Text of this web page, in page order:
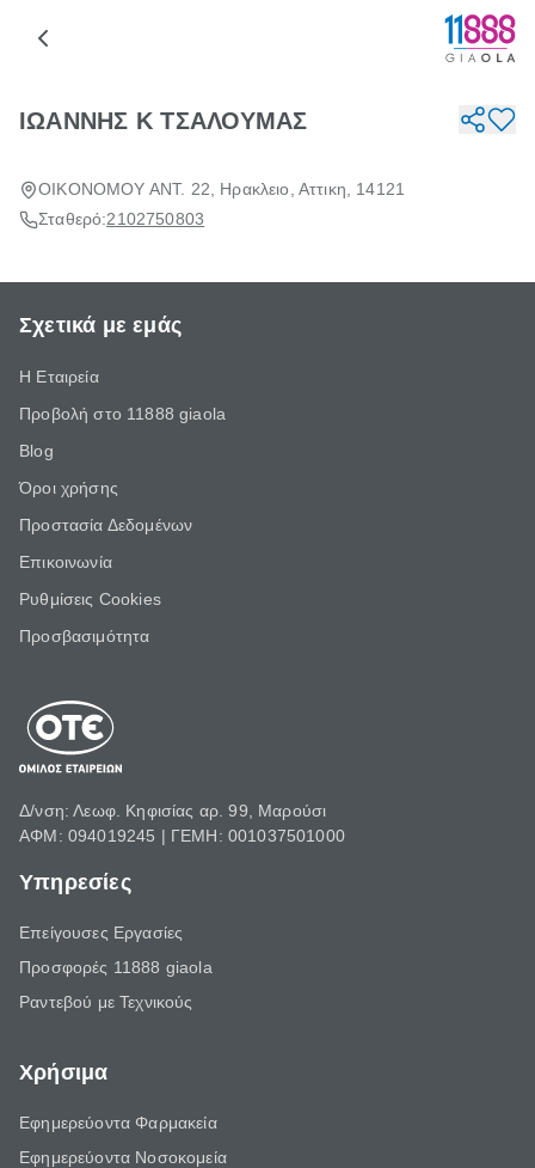
ΙΩΑΝΝΗΣ Κ ΤΣΑΛΟΥΜΑΣ
ΟΙΚΟΝΟΜΟΥ ΑΝΤ. 22, Ηρακλειο, Αττικη, 14121
Σταθερό:2102750803
Σχετικά με εμάς
Η Εταιρεία
Προβολή στο 11888 giaola
Blog
Όροι χρήσης
Προστασία Δεδομένων
Επικοινωνία
Ρυθμίσεις Cookies
Προσβασιμότητα
Δ/νση: Λεωφ. Κηφισίας αρ. 99, Μαρούσι
ΑΦΜ: 094019245 | ΓΕΜΗ: 001037501000
Υπηρεσίες
Επείγουσες Εργασίες
Προσφορές 11888 giaola
Ραντεβού με Τεχνικούς
Χρήσιμα
Εφημερεύοντα Φαρμακεία
Εφημερεύοντα Νοσοκομεία